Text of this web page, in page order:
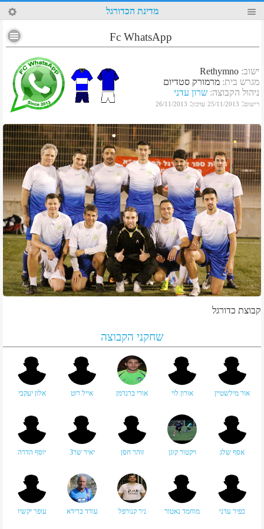
35 מדינת הכדורגל
Fc WhatsApp
ישוב:
Rethymno
מגרש בית: מרמורק סטדיום
ניהול הקבוצה: שרון עדני
רישום:
25/11/2013 עדכון:
26/11/2013
קבוצת כדורגל
שחקני הקבוצה
אור מילשטיין אורון לוי אורי ברנדמן אייל רוט אלון יעקבי
אסף שלג ויקטור קוגן זוהר חסן יאיר שר3 יוסף הדרה
כפיר עדני מוחמד נאטור ניר קנורפל עודד ברידא עופר יקשיו